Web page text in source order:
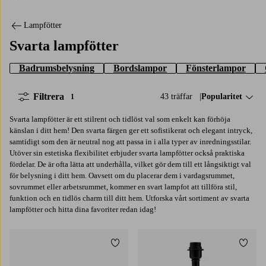
Lampfötter
Svarta lampfötter
Badrumsbelysning Bordslampor Fönsterlampor
43 träffar Sortera på:
Popularitet
Filtrera 1
Svarta lampfötter är ett stilrent och tidlöst val som enkelt kan förhöja
känslan i ditt hem! Den svarta färgen ger ett sofistikerat och elegant intryck,
samtidigt som den är neutral nog att passa in i alla typer av inredningsstilar.
Utöver sin estetiska flexibilitet erbjuder svarta lampfötter också praktiska
fördelar. De är ofta lätta att underhålla, vilket gör dem till ett långsiktigt val
för belysning i ditt hem. Oavsett om du placerar dem i vardagsrummet,
sovrummet eller arbetsrummet, kommer en svart lampfot att tillföra stil,
funktion och en tidlös charm till ditt hem. Utforska vårt sortiment av svarta
lampfötter och hitta dina favoriter redan idag!
Lägg till i favoriter